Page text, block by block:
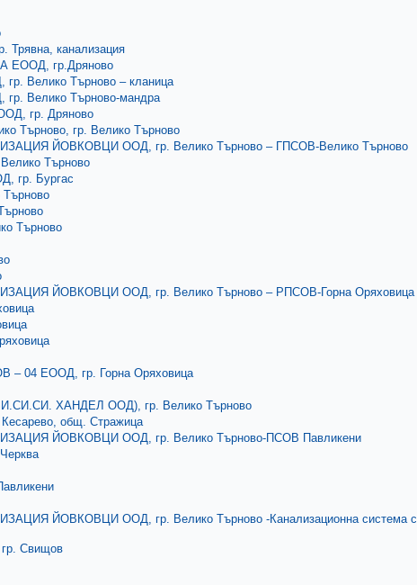
Трявна, канализация
ЕООД, гр.Дряново
Велико Търново – кланица
Велико Търново-мандра
гр. Дряново
Търново, гр. Велико Търново
ЙОВКОВЦИ ООД, гр. Велико Търново – ГПСОВ-Велико Търново
Търново
гр. Бургас
Търново
ЙОВКОВЦИ ООД, гр. Велико Търново – РПСОВ-Горна Оряховица
04 ЕООД, гр. Горна Оряховица
ХАНДЕЛ ООД), гр. Велико Търново
общ. Стражица
ЙОВКОВЦИ ООД, гр. Велико Търново-ПСОВ Павликени
ЙОВКОВЦИ ООД, гр. Велико Търново -Канализационна система с
Свищов